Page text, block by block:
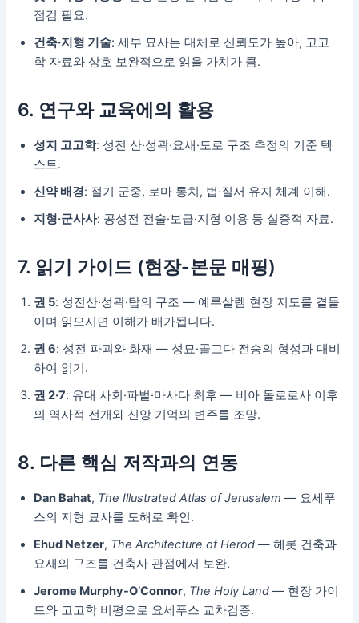
점검 필요.
건축·지형 기술: 세부 묘사는 대체로 신뢰도가 높아, 고고
학 자료와 상호 보완적으로 읽을 가치가 큼.
6. 연구와 교육에의 활용
성지 고고학: 성전 산·성곽·요새·도로 구조 추정의 기준 텍
스트.
신약 배경: 절기 군중, 로마 통치, 법·질서 유지 체계 이해.
지형·군사사: 공성전 전술·보급·지형 이용 등 실증적 자료.
7. 읽기 가이드 (현장-본문 매핑)
권 5: 성전산·성곽·탑의 구조 — 예루살렘 현장 지도를 곁들
이며 읽으시면 이해가 배가됩니다.
권 6: 성전 파괴와 화재 — 성묘·골고다 전승의 형성과 대비
하여 읽기.
권 2·7: 유대 사회·파벌·마사다 최후 — 비아 돌로로사 이후
의 역사적 전개와 신앙 기억의 변주를 조망.
8. 다른 핵심 저작과의 연동
Dan Bahat, The Illustrated Atlas of Jerusalem — 요세푸
스의 지형 묘사를 도해로 확인.
Ehud Netzer, The Architecture of Herod — 헤롯 건축과
요새의 구조를 건축사 관점에서 보완.
Jerome Murphy-O’Connor, The Holy Land — 현장 가이
드와 고고학 비평으로 요세푸스 교차검증.